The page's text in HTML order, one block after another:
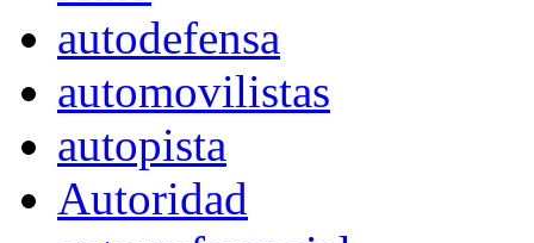
autodefensa
automovilistas
autopista
Autoridad